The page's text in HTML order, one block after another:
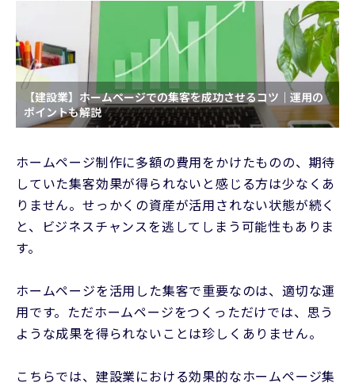
【建設業】ホームページでの集客を成功させるコツ｜運用の
ポイントも解説
ホームページ制作に多額の費用をかけたものの、期待
していた集客効果が得られないと感じる方は少なくあ
りません。せっかくの資産が活用されない状態が続く
と、ビジネスチャンスを逃してしまう可能性もありま
す。
ホームページを活用した集客で重要なのは、適切な運
用です。ただホームページをつくっただけでは、思う
ような成果を得られないことは珍しくありません。
こちらでは、建設業における効果的なホームページ集